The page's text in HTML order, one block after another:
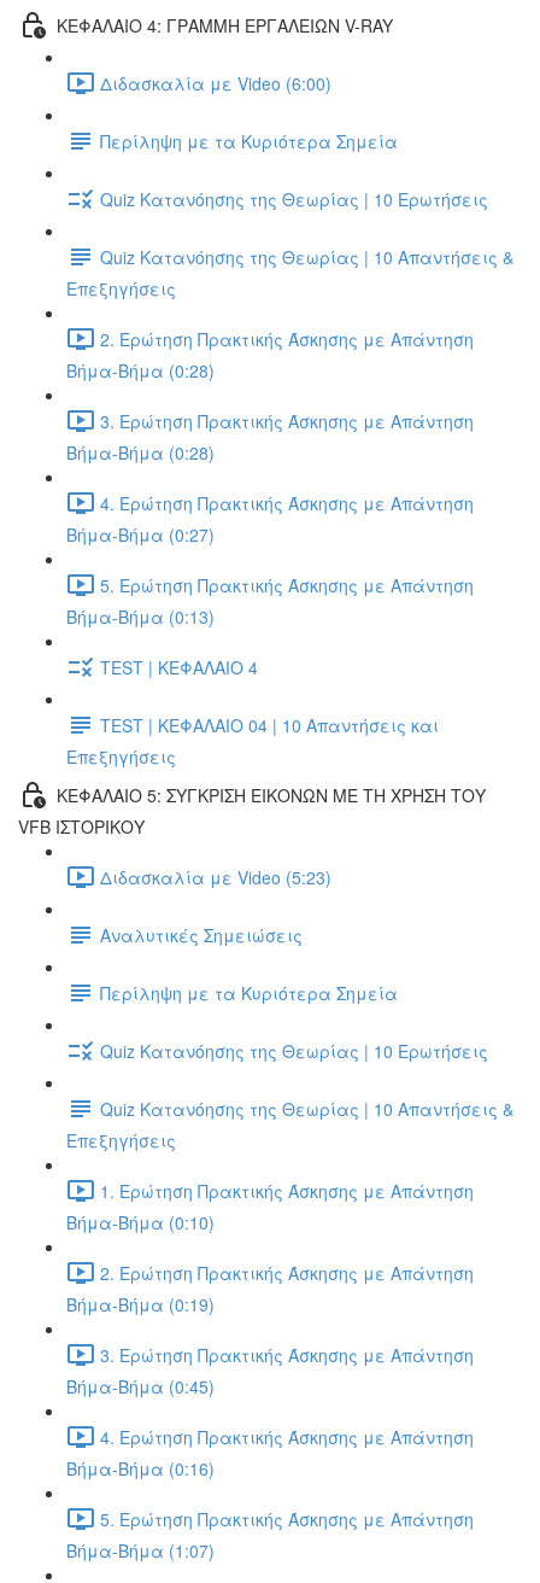
ΚΕΦΑΛΑΙΟ 4: ΓΡΑΜΜΗ ΕΡΓΑΛΕΙΩΝ V-RAY
Διδασκαλία με Video (6:00)
Περίληψη με τα Κυριότερα Σημεία
Quiz Κατανόησης της Θεωρίας | 10 Ερωτήσεις
Quiz Κατανόησης της Θεωρίας | 10 Απαντήσεις &
Επεξηγήσεις
2. Ερώτηση Πρακτικής Άσκησης με Απάντηση
Βήμα-Βήμα (0:28)
3. Ερώτηση Πρακτικής Άσκησης με Απάντηση
Βήμα-Βήμα (0:28)
4. Ερώτηση Πρακτικής Άσκησης με Απάντηση
Βήμα-Βήμα (0:27)
5. Ερώτηση Πρακτικής Άσκησης με Απάντηση
Βήμα-Βήμα (0:13)
TEST | ΚΕΦΑΛΑΙΟ 4
TEST | ΚΕΦΑΛΑΙΟ 04 | 10 Απαντήσεις και
Επεξηγήσεις
ΚΕΦΑΛΑΙΟ 5: ΣΥΓΚΡΙΣΗ ΕΙΚΟΝΩΝ ΜΕ ΤΗ ΧΡΗΣΗ ΤΟΥ
VFB ΙΣΤΟΡΙΚΟΥ
Διδασκαλία με Video (5:23)
Αναλυτικές Σημειώσεις
Περίληψη με τα Κυριότερα Σημεία
Quiz Κατανόησης της Θεωρίας | 10 Ερωτήσεις
Quiz Κατανόησης της Θεωρίας | 10 Απαντήσεις &
Επεξηγήσεις
1. Ερώτηση Πρακτικής Άσκησης με Απάντηση
Βήμα-Βήμα (0:10)
2. Ερώτηση Πρακτικής Άσκησης με Απάντηση
Βήμα-Βήμα (0:19)
3. Ερώτηση Πρακτικής Άσκησης με Απάντηση
Βήμα-Βήμα (0:45)
4. Ερώτηση Πρακτικής Άσκησης με Απάντηση
Βήμα-Βήμα (0:16)
5. Ερώτηση Πρακτικής Άσκησης με Απάντηση
Βήμα-Βήμα (1:07)